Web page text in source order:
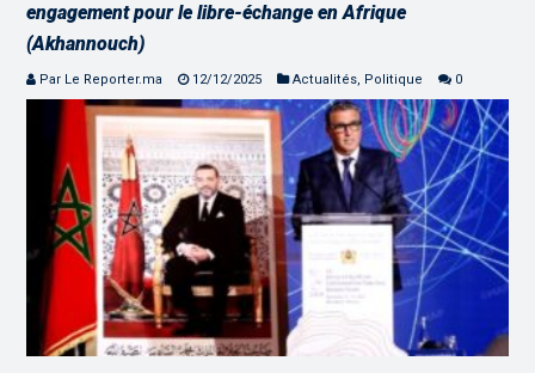
engagement pour le libre-échange en Afrique
(Akhannouch)
Par Le Reporter.ma 12/12/2025 Actualités, Politique 0